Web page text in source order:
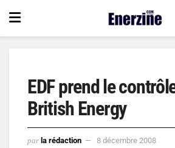
EDF prend le
British Energy
par la rédaction 8 décembre 2008